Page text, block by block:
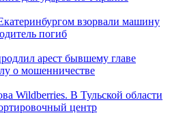
взорвали машину
погиб
арест бывшему главе
о мошенничестве
Wildberries. В Тульской области
центр